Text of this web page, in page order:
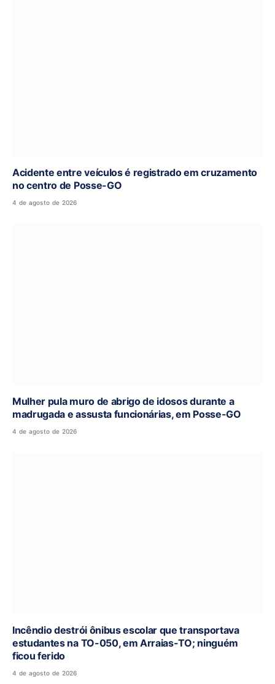
Acidente entre veículos é registrado em cruzamento
no centro de Posse-GO
4 de agosto de 2026
Mulher pula muro de abrigo de idosos durante a
madrugada e assusta funcionárias, em Posse-GO
4 de agosto de 2026
Incêndio destrói ônibus escolar que transportava
estudantes na TO-050, em Arraias-TO; ninguém
ficou ferido
4 de agosto de 2026